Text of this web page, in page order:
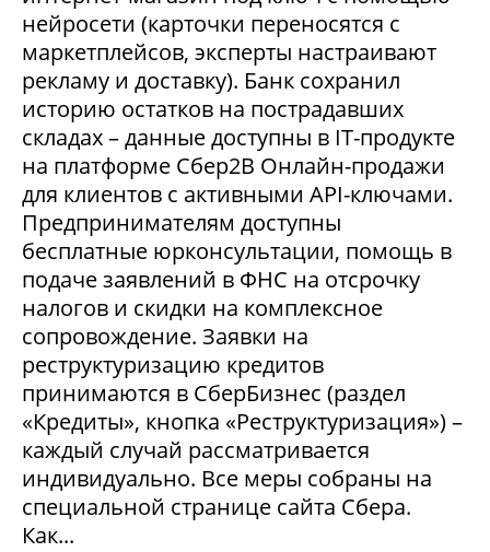
нейросети (карточки переносятся с
маркетплейсов, эксперты настраивают
рекламу и доставку). Банк сохранил
историю остатков на пострадавших
складах – данные доступны в IT-продукте
на платформе Сбер2В Онлайн-продажи
для клиентов с активными API-ключами.
Предпринимателям доступны
бесплатные юрконсультации, помощь в
подаче заявлений в ФНС на отсрочку
налогов и скидки на комплексное
сопровождение. Заявки на
реструктуризацию кредитов
принимаются в СберБизнес (раздел
«Кредиты», кнопка «Реструктуризация») –
каждый случай рассматривается
индивидуально. Все меры собраны на
специальной странице сайта Сбера.
Как...